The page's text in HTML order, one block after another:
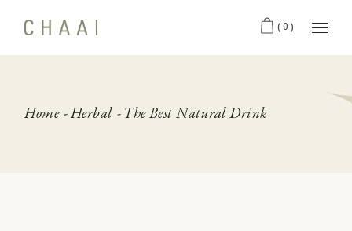
(0)
Home Herbal The Best Natural Drink